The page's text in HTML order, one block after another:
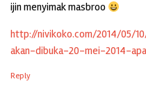
ijin menyimak masbroo
http://nivikoko.com/2014/05/
akan-dibuka-20-mei-2014-
Reply